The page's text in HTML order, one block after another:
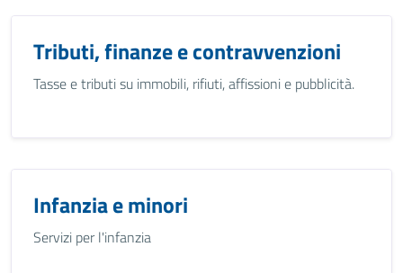
Tributi, finanze e contravvenzioni
Tasse e tributi su immobili, rifiuti, affissioni e pubblicità.
Infanzia e minori
Servizi per l'infanzia